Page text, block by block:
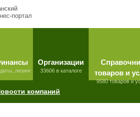
портал
лизинг
Организации
33606 в каталоге
товаров и
9580 товаров и
компаний